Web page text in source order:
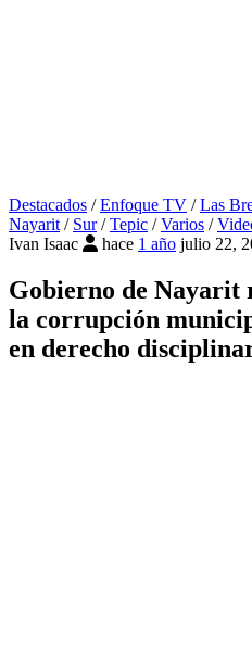
Destacados /Enfoque TV /Las
Nayarit/ Sur/Tepic /Varios /
Ivan Isaac
hace 1 año julio 22,
Gobierno de Nayarit
la corrupción
en derecho